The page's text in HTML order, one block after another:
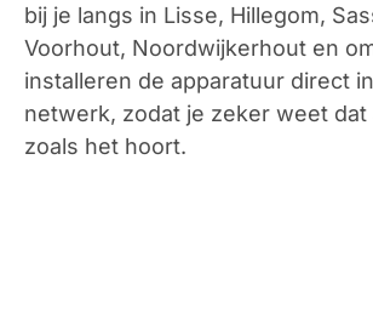
bij je langs in Lisse, Hillegom,
Voorhout, Noordwijkerhout en
installeren de apparatuur direct
netwerk, zodat je zeker weet
zoals het hoort.